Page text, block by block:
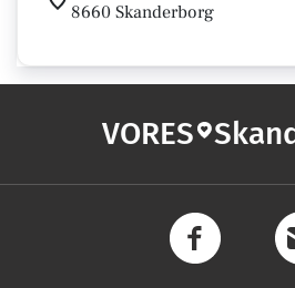
8660 Skanderborg
VORES